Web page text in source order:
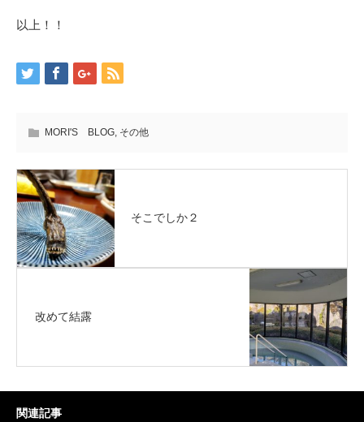
以上！！
MORI'S BLOG, その他
そこでしか２
改めて結露
関連記事